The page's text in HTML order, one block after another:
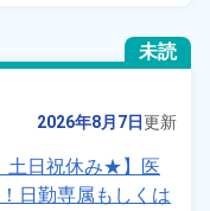
未読
2026年8月7日更新
土日祝休み★】医
日勤専属もしくは